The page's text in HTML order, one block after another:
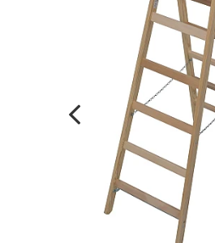
Wcześniejsza